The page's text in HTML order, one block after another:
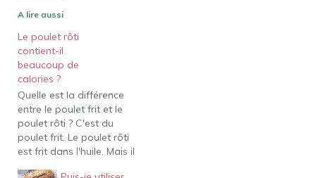
A lire aussi
Le poulet rôti
contient-il
beaucoup de
calories ?
Quelle est la différence
entre le poulet frit et le
poulet rôti ? C'est du
poulet frit. Le poulet rôti
est frit dans l'huile. Mais il